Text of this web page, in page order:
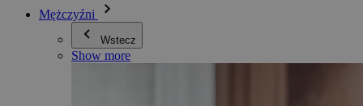
Mężczyźni
Wstecz
Show more